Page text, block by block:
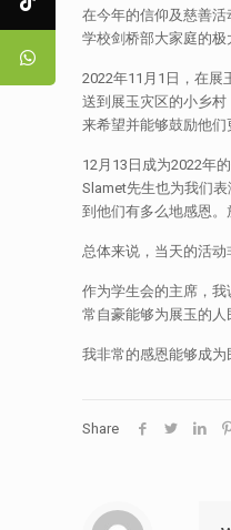
在今年的信仰及慈善
学校剑桥部大家庭的
2022年11月1日，在展
送到展玉灾区的小乡
来希望并能够鼓励他们
12月13日成为2022年
Slamet先生也为我们
到他们有多么地感恩。
总体来说，当天的活动
作为学生会的主席，
常自豪能够为展玉的人
我非常的感恩能够成
Share